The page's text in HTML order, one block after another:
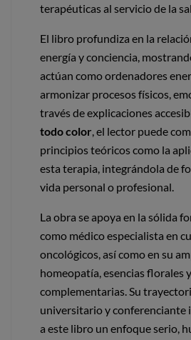
terapéuticas al servicio de la
El libro profundiza en la
energía y conciencia,
actúan como ordenadores
armonizar procesos físicos,
través de explicaciones
todo color, el lector puede
principios teóricos como la
esta terapia, integrándola de
vida personal o profesional.
La obra se apoya en la sólida
como médico especialista en
oncológicos, así como en su
homeopatía, esencias florales
complementarias. Su
universitario y conferenciante
a este libro un enfoque serio,